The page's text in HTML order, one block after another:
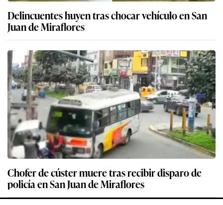
Delincuentes huyen tras chocar vehículo en San
Juan de Miraflores
Chofer de cúster muere tras recibir disparo de
policía en San Juan de Miraflores